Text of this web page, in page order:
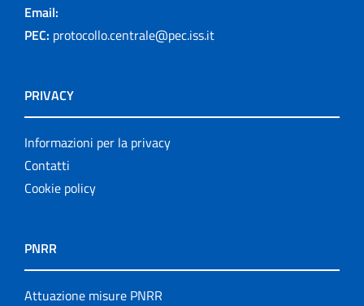
Email:
PEC: protocollo.centrale@pec.iss.it
PRIVACY
Informazioni per la privacy
Contatti
Cookie policy
PNRR
Attuazione misure PNRR